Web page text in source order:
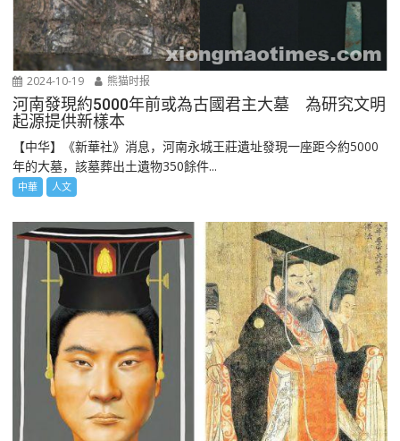
2024-10-19 熊猫时报
河南發現約5000年前或為古國君主大墓 為研究文明
起源提供新樣本
【中华】《新華社》消息，河南永城王莊遺址發現一座距今約5000
年的大墓，該墓葬出土遺物350餘件...
中華 人文